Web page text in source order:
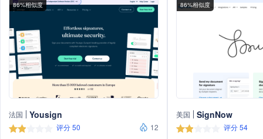
86%相似度
法国 Yousign
评分 50
12
86%相似度
美国 SignNow
评分 54